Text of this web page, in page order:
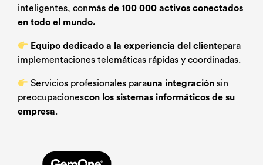
inteligentes, conmás de 100 000 activos conectados
en todo el mundo.
Equipo dedicado a la experiencia del clientepara
implementaciones telemáticas rápidas y coordinadas.
Servicios profesionales parauna integración sin
preocupacionescon los sistemas informáticos de su
empresa.